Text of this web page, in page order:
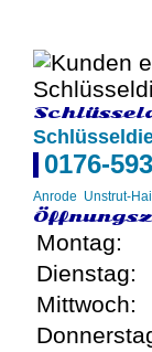
0176-
Anrode Unstrut-
Montag:
Dienstag:
Mittwoch: